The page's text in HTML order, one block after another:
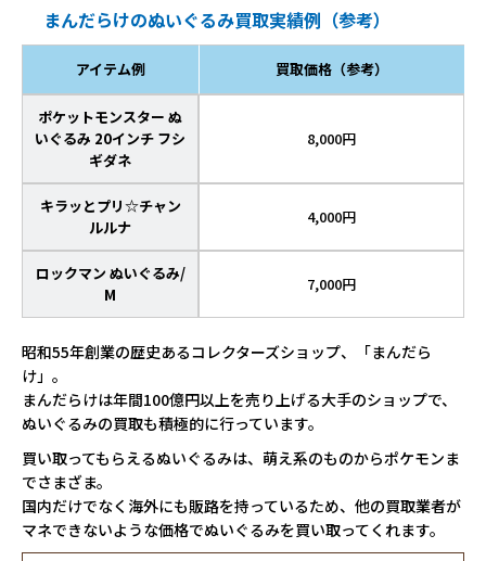
まんだらけのぬいぐるみ買取実績例（参考）
アイテム例 買取価格（参考）
ポケットモンスター ぬ
いぐるみ 20インチ フシ
ギダネ
8,000円
キラッとプリ☆チャン
ルルナ
4,000円
ロックマン ぬいぐるみ/
M
7,000円
昭和55年創業の歴史あるコレクターズショップ、「まんだら
け」。
まんだらけは年間100億円以上を売り上げる大手のショップで、
ぬいぐるみの買取も積極的に行っています。
買い取ってもらえるぬいぐるみは、萌え系のものからポケモンま
でさまざま。
国内だけでなく海外にも販路を持っているため、他の買取業者が
マネできないような価格でぬいぐるみを買い取ってくれます。